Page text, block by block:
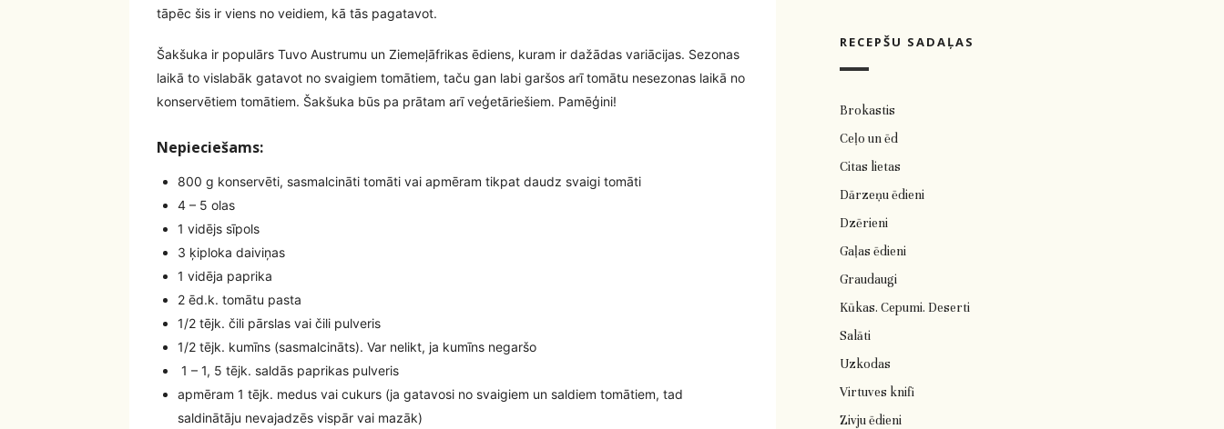
tāpēc šis ir viens no veidiem, kā tās pagatavot.
Šakšuka ir populārs Tuvo Austrumu un Ziemeļāfrikas ēdiens, kuram ir dažādas variācijas. Sezonas
laikā to vislabāk gatavot no svaigiem tomātiem, taču gan labi garšos arī tomātu nesezonas laikā no
konservētiem tomātiem. Šakšuka būs pa prātam arī veģetāriešiem. Pamēģini!
Nepieciešams:
800 g konservēti, sasmalcināti tomāti vai apmēram tikpat daudz svaigi tomāti
4 – 5 olas
1 vidējs sīpols
3 ķiploka daiviņas
1 vidēja paprika
2 ēd.k. tomātu pasta
1/2 tējk. čili pārslas vai čili pulveris
1/2 tējk. kumīns (sasmalcināts). Var nelikt, ja kumīns negaršo
1 – 1, 5 tējk. saldās paprikas pulveris
apmēram 1 tējk. medus vai cukurs (ja gatavosi no svaigiem un saldiem tomātiem, tad
saldinātāju nevajadzēs vispār vai mazāk)
RECEPŠU SADAĻAS
Brokastis
Ceļo un ēd
Citas lietas
Dārzeņu ēdieni
Dzērieni
Gaļas ēdieni
Graudaugi
Kūkas. Cepumi. Deserti
Salāti
Uzkodas
Virtuves knifi
Zivju ēdieni